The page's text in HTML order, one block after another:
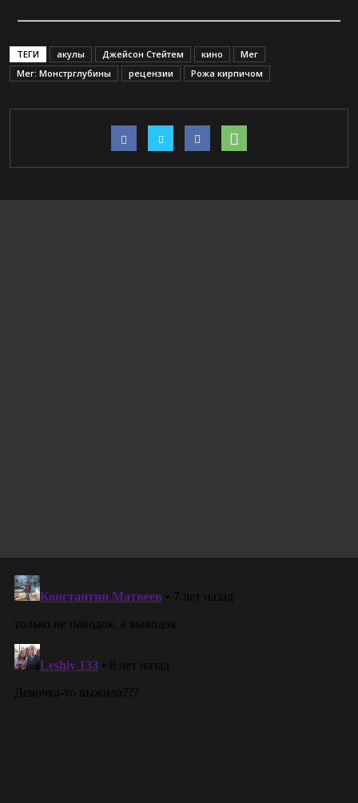
ТЕГИ акулы Джейсон Стейтем кино
Мег
Мег: Монстрглубины
рецензии Рожа кирпичом